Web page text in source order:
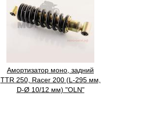
Амортизатор моно, задний
TTR 250, Racer 200 (L-295 мм,
D-Ø 10/12 мм) "OLN"